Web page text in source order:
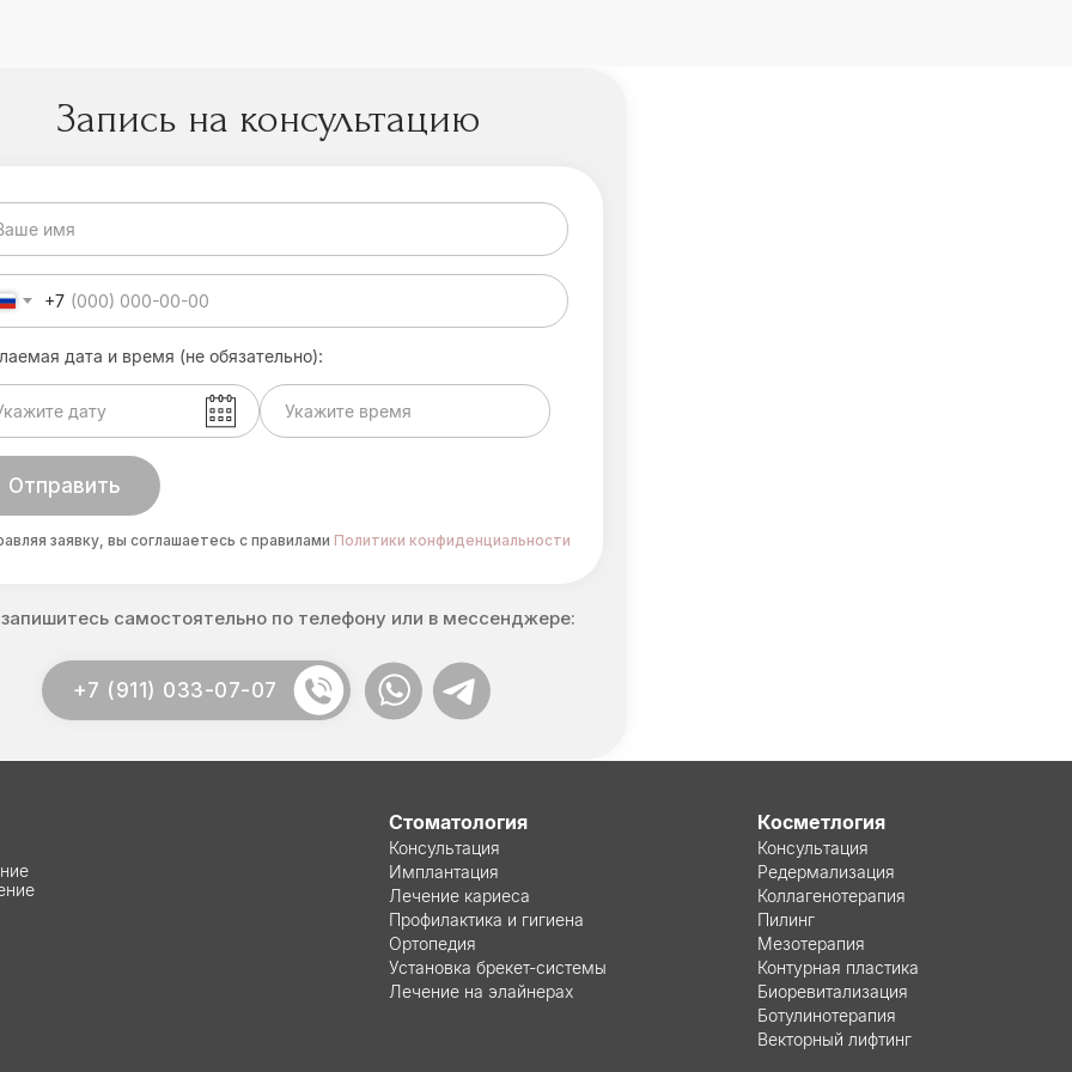
самостоятельно по телефону или в мессенджере:
заявку, вы соглашаетесь с правилами Политики конфиденциальности
Запись на консультацию
+7
дата и время (не обязательно):
Отправить
+7 (911) 033-07-07
Стоматология
Консультация
Имплантация
Лечение кариеса
Профилактика и гигиена
Ортопедия
Установка брекет-системы
Лечение на элайнерах
Косметлогия
Консультация
Редермализация
Коллагенотерапия
Пилинг
Мезотерапия
Контурная пластика
Биоревитализация
Ботулинотерапия
Векторный лифтинг